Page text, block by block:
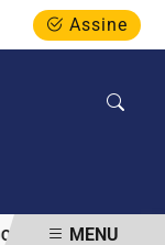
Assine
PODE SERMENU